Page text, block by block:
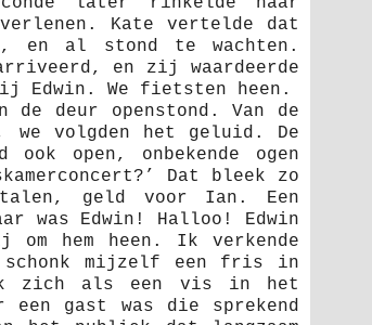
Kate vertelde dat
en al stond te wachten.
en zij waardeerde
Edwin. We fietsten heen.
de deur openstond. Van de
we volgden het geluid. De
open, onbekende ogen
Dat bleek zo
geld voor Ian. Een
was Edwin! Halloo! Edwin
om hem heen. Ik verkende
schonk mijzelf een fris in
zich als een vis in het
gast was die sprekend